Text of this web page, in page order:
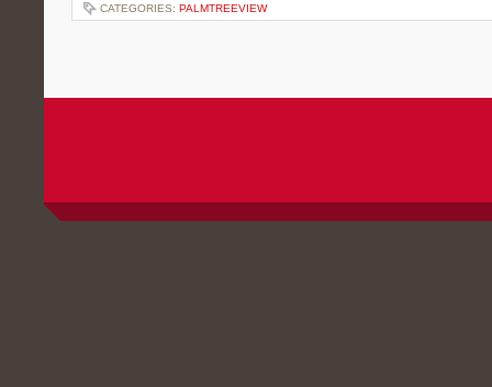
CATEGORIES: PALMTREEVIEW